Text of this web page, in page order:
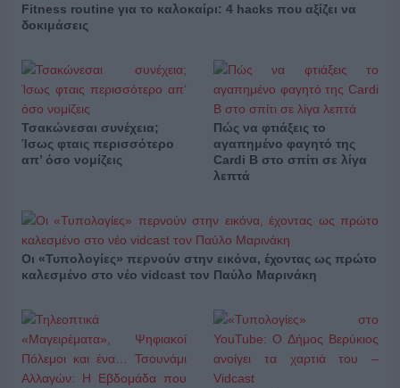
Fitness routine για το καλοκαίρι: 4 hacks που αξίζει να
δοκιμάσεις
Τσακώνεσαι συνέχεια;
Ίσως φταις περισσότερο
απ’ όσο νομίζεις
Πώς να φτιάξεις το
αγαπημένο φαγητό της
Cardi B στο σπίτι σε λίγα
λεπτά
Οι «Τυπολογίες» περνούν στην εικόνα, έχοντας ως πρώτο
καλεσμένο στο νέο vidcast τον Παύλο Μαρινάκη